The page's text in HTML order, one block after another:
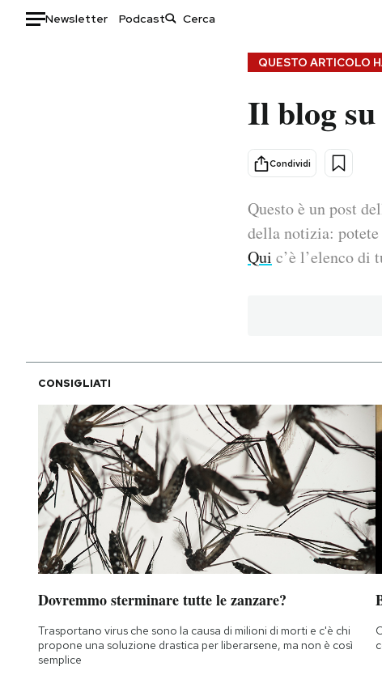
Newsletter Podcast
Consumismi
Storie/Idee
Ok Boomer!
NEWSLETTER
I MIEI PREFERITI
SHOP
CALENDARIO
AREA PERSONALE
QUESTO ARTICOLO
Il blog
Condividi
Questo è un post
della notizia:
Qui c’è l’elenco
CONSIGLIATI
Dovremmo sterminare tutte le zanzare?
Trasportano virus che sono la causa di milioni di morti e c'è chi
propone una soluzione drastica per liberarsene, ma non è così
semplice